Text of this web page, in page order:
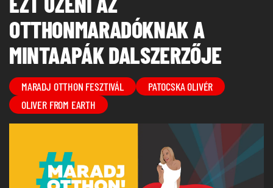
OTTHONMARADÓKNAK A
MINTAAPÁK DALSZERZŐJE
MARADJ OTTHON FESZTIVÁL
PATOCSKA OLIVÉR
OLIVER FROM EARTH